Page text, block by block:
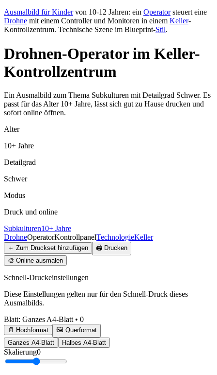
Ausmalbild für Kindervon 10-12 Jahren: ein Operatorsteuert eine
Drohne mit einem Controller und Monitoren in einem Keller-
Kontrollzentrum. Technische Szene im Blueprint-Stil.
Drohnen-Operator im Keller-
Kontrollzentrum
Ein Ausmalbild zum Thema Subkulturen mit Detailgrad Schwer. Es
passt für das Alter 10+ Jahre, lässt sich gut zu Hause drucken und
sofort online öffnen.
Alter
10+ Jahre
Detailgrad
Schwer
Modus
Druck und online
Subkulturen10+ Jahre
DrohneOperatorKontrollpanelTechnologieKeller
＋ Zum Druckset hinzufügen 🖨️ Drucken
🎨 Online ausmalen
Schnell-Druckeinstellungen
Diese Einstellungen gelten nur für den Schnell-Druck dieses
Ausmalbilds.
Blatt: Ganzes A4-Blatt • 0
📄 Hochformat
🖼️ Querformat
Ganzes A4-Blatt
Halbes A4-Blatt
Skalierung0